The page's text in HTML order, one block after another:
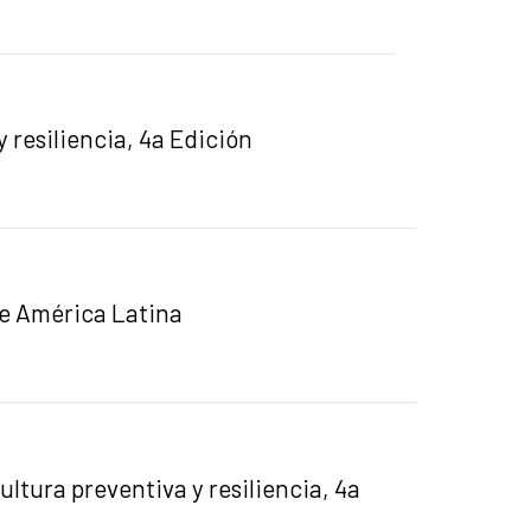
resiliencia, 4a Edición
América Latina
preventiva y resiliencia, 4a